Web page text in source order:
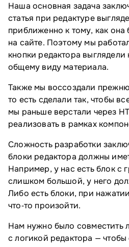
Наша основная задача
статья при редактуре
приближенно к тому, как она
на сайте. Поэтому мы
кнопки редактора
общему виду материала.
Также мы воссоздали
то есть сделали так, чтобы
мы раньше верстали через
реализовать в рамках
Сложность разработки
блоки редактора должны
Например, у нас есть блок с
слишком большой, у него
Либо есть блоки, при
что‑то произойти.
Нам нужно было совместить
с логикой редактора —